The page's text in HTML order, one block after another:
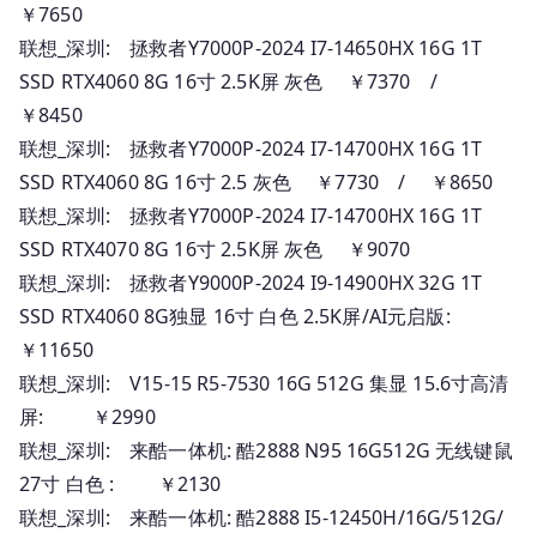
￥7650
联想_深圳: 拯救者Y7000P-2024 I7-14650HX 16G 1T
SSD RTX4060 8G 16寸 2.5K屏 灰色 ￥7370 /
￥8450
联想_深圳: 拯救者Y7000P-2024 I7-14700HX 16G 1T
SSD RTX4060 8G 16寸 2.5 灰色 ￥7730 / ￥8650
联想_深圳: 拯救者Y7000P-2024 I7-14700HX 16G 1T
SSD RTX4070 8G 16寸 2.5K屏 灰色 ￥9070
联想_深圳: 拯救者Y9000P-2024 I9-14900HX 32G 1T
SSD RTX4060 8G独显 16寸 白色 2.5K屏/AI元启版:
￥11650
联想_深圳: V15-15 R5-7530 16G 512G 集显 15.6寸高清
屏: ￥2990
联想_深圳: 来酷一体机: 酷2888 N95 16G512G 无线键鼠
27寸 白色 : ￥2130
联想_深圳: 来酷一体机: 酷2888 I5-12450H/16G/512G/